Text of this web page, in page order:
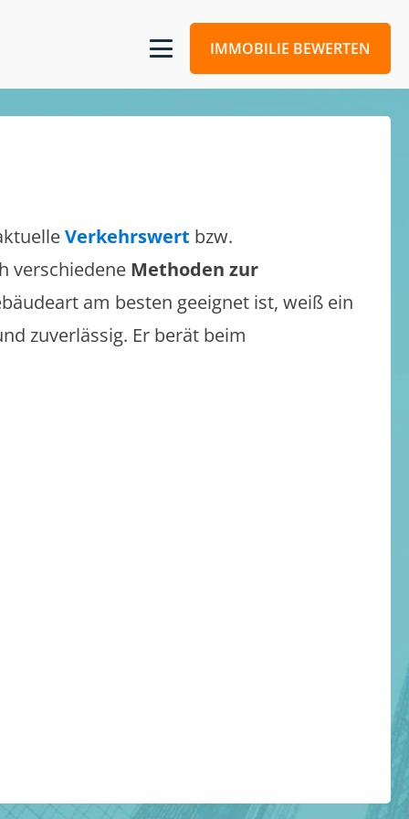
IMMOBILIE BEWERTEN
Verkehrswert bzw.
verschiedene Methoden zur
am besten geeignet ist, weiß ein
zuverlässig. Er berät beim